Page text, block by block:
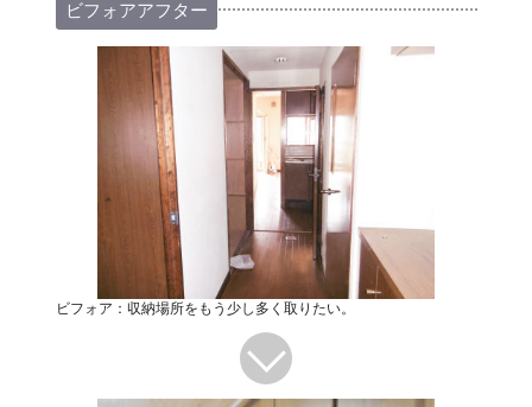
ビフォアアフター
ビフォア：収納場所をもう少し多く取りたい。